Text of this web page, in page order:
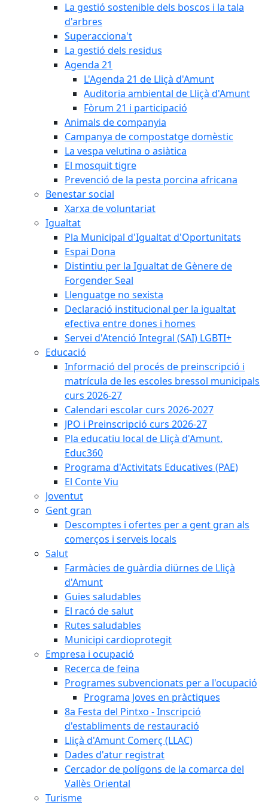
La gestió sostenible dels boscos i la tala
d'arbres
Superacciona't
La gestió dels residus
Agenda 21
L'Agenda 21 de Lliçà d'Amunt
Auditoria ambiental de Lliçà d'Amunt
Fòrum 21 i participació
Animals de companyia
Campanya de compostatge domèstic
La vespa velutina o asiàtica
El mosquit tigre
Prevenció de la pesta porcina africana
Benestar social
Xarxa de voluntariat
Igualtat
Pla Municipal d'Igualtat d'Oportunitats
Espai Dona
Distintiu per la Igualtat de Gènere de
Forgender Seal
Llenguatge no sexista
Declaració institucional per la igualtat
efectiva entre dones i homes
Servei d'Atenció Integral (SAI) LGBTI+
Educació
Informació del procés de preinscripció i
matrícula de les escoles bressol municipals
curs 2026-27
Calendari escolar curs 2026-2027
JPO i Preinscripció curs 2026-27
Pla educatiu local de Lliçà d'Amunt.
Educ360
Programa d'Activitats Educatives (PAE)
El Conte Viu
Joventut
Gent gran
Descomptes i ofertes per a gent gran als
comerços i serveis locals
Salut
Farmàcies de guàrdia diürnes de Lliçà
d'Amunt
Guies saludables
El racó de salut
Rutes saludables
Municipi cardioprotegit
Empresa i ocupació
Recerca de feina
Programes subvencionats per a l'ocupació
Programa Joves en pràctiques
8a Festa del Pintxo - Inscripció
d'establiments de restauració
Lliçà d'Amunt Comerç (LLAC)
Dades d'atur registrat
Cercador de polígons de la comarca del
Vallès Oriental
Turisme